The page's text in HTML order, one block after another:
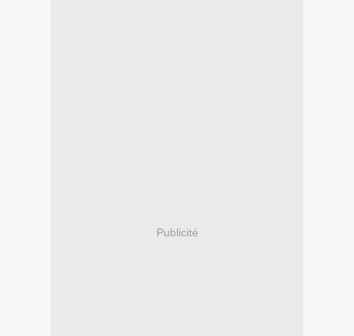
Publicité